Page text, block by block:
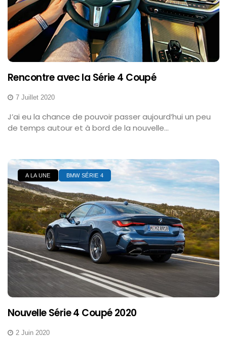
Rencontre avec la Série 4 Coupé
7 Juillet 2020
J’ai eu la chance de pouvoir passer aujourd’hui un peu
de temps autour et à bord de la nouvelle...
A LA UNE BMW SÉRIE 4
Nouvelle Série 4 Coupé 2020
2 Juin 2020